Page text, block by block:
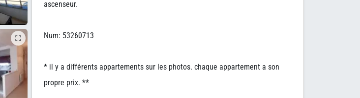
ascenseur.
Num: 53260713
* il y a différents appartements sur les photos. chaque appartement a son
propre prix. **